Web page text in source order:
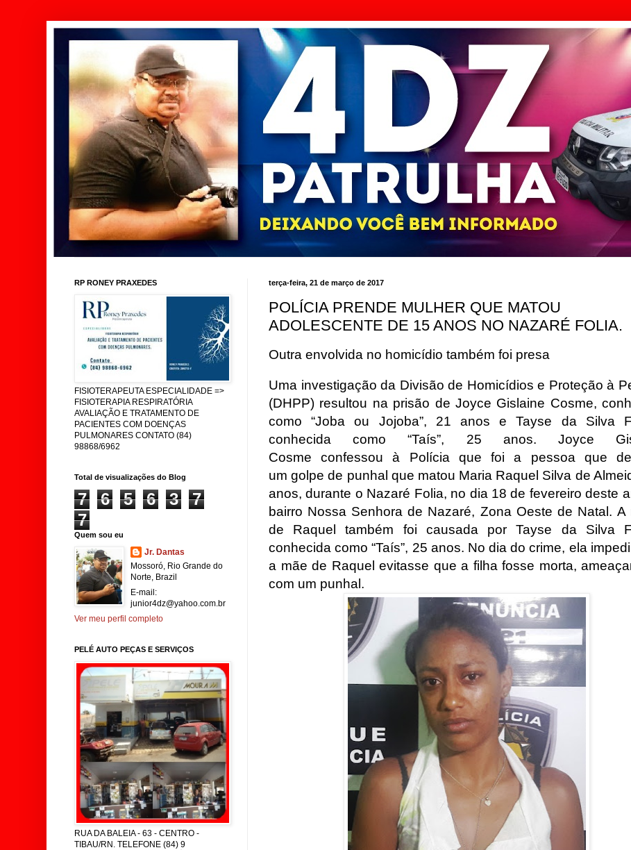
terça-feira, 21 de março de 2017
POLÍCIA PRENDE MULHER QUE MATOU
ADOLESCENTE DE 15 ANOS NO NAZARÉ FOLIA.
Outra envolvida no homicídio também foi presa
Uma investigação da Divisão de Homicídios e Proteção à
(DHPP) resultou na prisão de Joyce Gislaine Cosme,
como “Joba ou Jojoba”, 21 anos e Tayse da Silva
conhecida como “Taís”, 25 anos. Joyce
Cosme confessou à Polícia que foi a pessoa que
um golpe de punhal que matou Maria Raquel Silva de
anos, durante o Nazaré Folia, no dia 18 de fevereiro deste
bairro Nossa Senhora de Nazaré, Zona Oeste de Natal. A
de Raquel também foi causada por Tayse da Silva
conhecida como “Taís”, 25 anos. No dia do crime, ela
a mãe de Raquel evitasse que a filha fosse morta,
com um punhal.
RP RONEY PRAXEDES
FISIOTERAPEUTA ESPECIALIDADE =>
FISIOTERAPIA RESPIRATÓRIA
AVALIAÇÃO E TRATAMENTO DE
PACIENTES COM DOENÇAS
PULMONARES CONTATO (84)
98868/6962
Total de visualizações do Blog
7 6 5 6 3
7
7
Quem sou eu
Jr. Dantas
Mossoró, Rio Grande do
Norte, Brazil
E-mail:
junior4dz@yahoo.com.br
Ver meu perfil completo
PELÉ AUTO PEÇAS E SERVIÇOS
RUA DA BALEIA - 63 - CENTRO -
TIBAU/RN. TELEFONE (84) 9